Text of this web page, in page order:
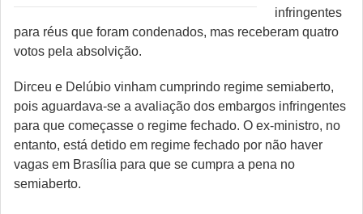
infringentes
para réus que foram condenados, mas receberam quatro
votos pela absolvição.
Dirceu e Delúbio vinham cumprindo regime semiaberto,
pois aguardava-se a avaliação dos embargos infringentes
para que começasse o regime fechado. O ex-ministro, no
entanto, está detido em regime fechado por não haver
vagas em Brasília para que se cumpra a pena no
semiaberto.